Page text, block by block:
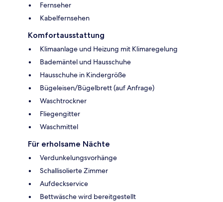
Fernseher
Kabelfernsehen
Komfortausstattung
Klimaanlage und Heizung mit Klimaregelung
Bademäntel und Hausschuhe
Hausschuhe in Kindergröße
Bügeleisen/Bügelbrett (auf Anfrage)
Waschtrockner
Fliegengitter
Waschmittel
Für erholsame Nächte
Verdunkelungsvorhänge
Schallisolierte Zimmer
Aufdeckservice
Bettwäsche wird bereitgestellt